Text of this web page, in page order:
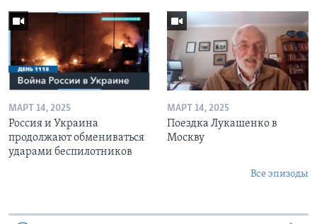
МАРТ 14, 2025
Россия и Украина
продолжают обмениваться
ударами беспилотников
МАРТ 14, 2025
Поездка Лукашенко в
Москву
Все эпизоды